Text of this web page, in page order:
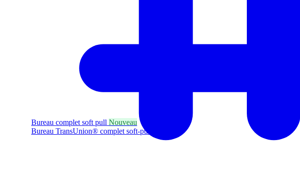
Bureau complet soft pull Nouveau
Bureau TransUnion® complet soft-pull